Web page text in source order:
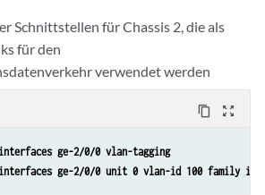
Schnittstellen für Chassis 2, die als
für den
verwendet werden
content_copy zoom_out_map
ge-2/0/0 vlan-tagging
ge-2/0/0 unit 0 vlan-id 100 family inet